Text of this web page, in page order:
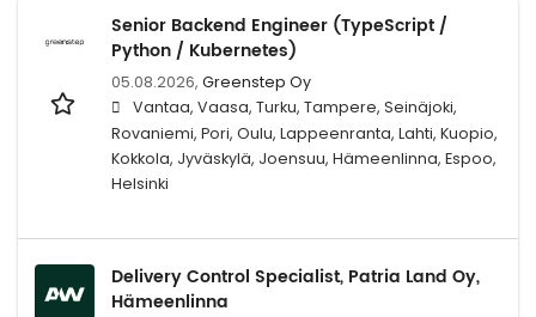
Senior Backend Engineer (TypeScript /
Python / Kubernetes)
05.08.2026, Greenstep Oy
Vantaa, Vaasa, Turku, Tampere, Seinäjoki,
Rovaniemi, Pori, Oulu, Lappeenranta, Lahti, Kuopio,
Kokkola, Jyväskylä, Joensuu, Hämeenlinna, Espoo,
Helsinki
Delivery Control Specialist, Patria Land Oy,
Hämeenlinna